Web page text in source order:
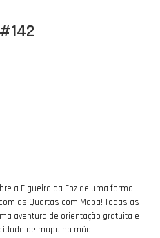
a Figueira da Foz de uma forma
as Quartas com Mapa! Todas as
aventura de orientação gratuita e
de mapa na mão!